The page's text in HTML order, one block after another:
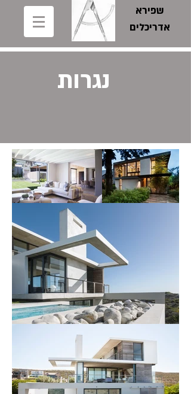
שפירא
אדריכלים
נגרות